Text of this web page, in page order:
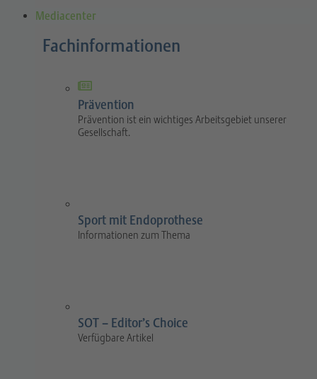
Mediacenter
Fachinformationen
Prävention
Prävention ist ein wichtiges Arbeitsgebiet unserer
Gesellschaft.
Sport mit Endoprothese
Informationen zum Thema
SOT – Editor’s Choice
Verfügbare Artikel